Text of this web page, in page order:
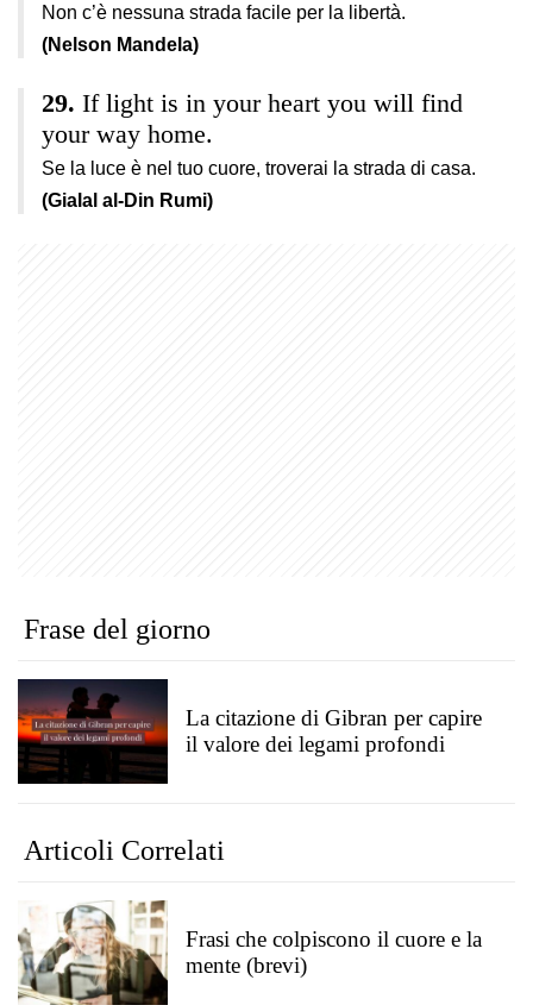
Non c’è nessuna strada facile per la libertà.
(Nelson Mandela)
If light is in your heart you will find
your way home.
Se la luce è nel tuo cuore, troverai la strada di casa.
(Gialal al-Din Rumi)
Frase del giorno
La citazione di Gibran per capire
il valore dei legami profondi
Articoli Correlati
Frasi che colpiscono il cuore e la
mente (brevi)